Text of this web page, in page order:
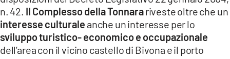
n. 42. Il Complesso della Tonnarariveste oltre che un
interesse culturale anche un interesse per lo
sviluppo turistico- economico e occupazionale
dell’area con il vicino castello di Bivona e il porto